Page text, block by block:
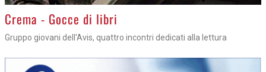
Crema - Gocce di libri
Gruppo giovani dell'Avis, quattro incontri dedicati alla lettura